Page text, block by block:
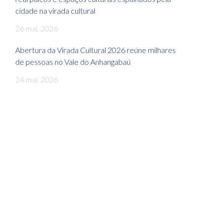
cidade na virada cultural
26 mai, 2026
Abertura da Virada Cultural 2026 reúne milhares
de pessoas no Vale do Anhangabaú
24 mai, 2026